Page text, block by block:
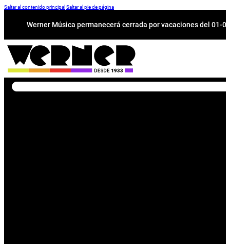
Saltar al contenido principal Saltar al pie de página
Werner Música permanecerá cerrada por vacaciones del 01-
Buscar